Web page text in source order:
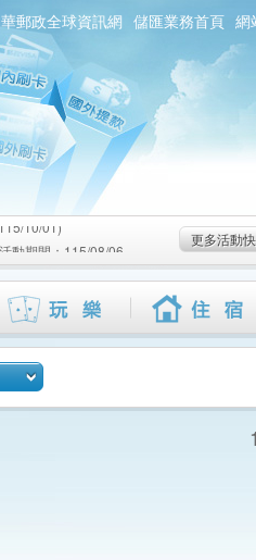
郵政全球資訊網 儲匯業務首頁 網
10/01)
動期間：115/08/06-
08/06-115/09/02)
10/01)
動期間：115/08/06-
08/06-115/09/02)
更多活動